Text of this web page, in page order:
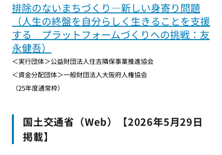
排除のないまちづくり―新しい身寄り問題
（人生の終盤を自分らしく生きることを支援
する プラットフォームづくりへの挑戦：友
永健吾）
＜実行団体＞公益財団法人住吉隣保事業推進協会
＜資金分配団体＞一般財団法人大阪府人権協会
（25年度通常枠）
国土交通省（Web）【2026年5月29日
掲載】